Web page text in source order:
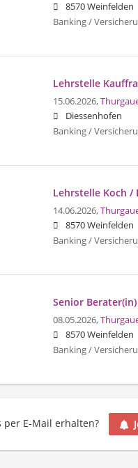
8570 Weinfelden
Banking /
Lehrstelle
15.06.2026,
Diessenhofen
Banking /
Lehrstelle Koch /
14.06.2026,
8570 Weinfelden
Banking /
Senior
08.05.2026,
8570 Weinfelden
Banking /
per E-Mail erhalten?